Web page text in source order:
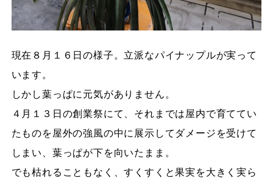
現在８月１６日の様子。立派なパイナップルが実って
います。
しかし葉っぱに元気がありません。
４月１３日の創業祭にて、それまでは屋内で育ててい
たものを屋外の強風の中に展示してダメージを受けて
しまい、葉っぱが下を向いたまま。
でも枯れることもなく、すくすくと果実を大きく実ら